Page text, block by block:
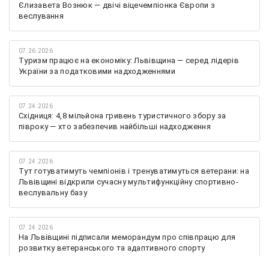
Єлизавета Вознюк — двічі віцечемпіонка Європи з
веслування
07.26.2026
Туризм працює на економіку: Львівщина — серед лідерів
України за податковими надходженнями
07.24.2026
Східниця: 4,8 мільйона гривень туристичного збору за
півроку — хто забезпечив найбільші надходження
07.24.2026
Тут готуватимуть чемпіонів і тренуватимуться ветерани: на
Львівщині відкрили сучасну мультифункційну спортивно-
веслувальну базу
07.24.2026
На Львівщині підписали меморандум про співпрацю для
розвитку ветеранського та адаптивного спорту